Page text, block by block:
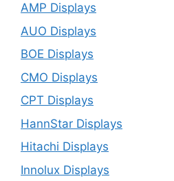
AMP Displays
AUO Displays
BOE Displays
CMO Displays
CPT Displays
HannStar Displays
Hitachi Displays
Innolux Displays